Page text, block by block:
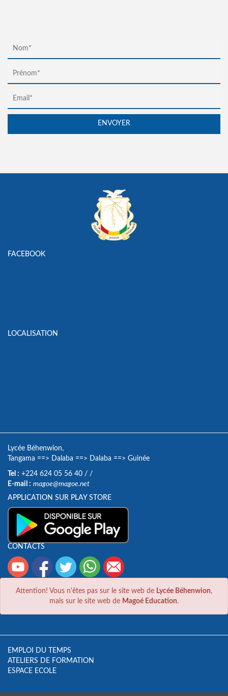
FACEBOOK
LOCALISATION
Lycée Béhenwion,
Tangama ==> Dalaba ==> Dalaba ==> Guinée
Tel : +224 624 05 56 40 / /
E-mail : magoe@magoe.net
APPLICATION SUR PLAY STORE
CONTACTS
Attention! Vous n'êtes pas sur le site web de Lycée Béhenwion,
mais sur le site web de Magoé Education.
EMPLOI DU TEMPS
ATELIERS DE FORMATION
ESPACE ECOLE